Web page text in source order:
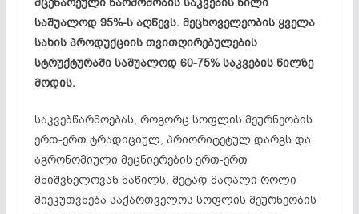
საშუალოდ 95%-ს აღწევს. მეცხოველეობის ყველა
სახის პროდუქციის თვითღირებულების
სტრუქტურაში საშუალოდ 60-75% საკვების წილზე
მოდის.
საკვებწარმოებას, როგორც სოფლის მეურნეობის
ერთ-ერთ ტრადიციულ, პრიორიტეტულ დარგს და
აგრონომიული მეცნიერების ერთ-ერთ
მნიშვნელოვან ნაწილს, მეტად მაღალი როლი
მიეკუთვნება საქართველოს სოფლის მეურნეობის